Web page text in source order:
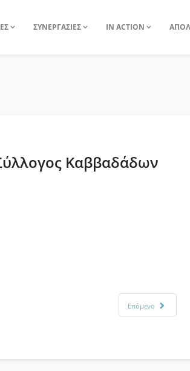
ΣΥΝΕΡΓΑΣΙΕΣ IN ACTION
Καββαδάδων
Επόμενο